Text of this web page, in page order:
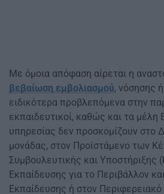
Με όμοια απόφαση αίρεται η
βεβαίωση εμβολιασμού, νόσησης
ειδικότερα προβλεπόμενα στην
εκπαιδευτικοί, καθώς και τα
υπηρεσίας δεν προσκομίζουν στο
μονάδας, στον Προϊστάμενο των
Συμβουλευτικής και
Εκπαίδευσης για το Περιβάλλον
Εκπαίδευσης ή στον